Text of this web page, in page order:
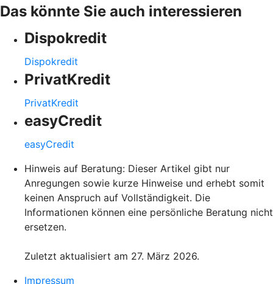
Das könnte Sie auch interessieren
Dispokredit
Dispokredit
PrivatKredit
PrivatKredit
easyCredit
easyCredit
Hinweis auf Beratung: Dieser Artikel gibt nur
Anregungen sowie kurze Hinweise und erhebt somit
keinen Anspruch auf Vollständigkeit. Die
Informationen können eine persönliche Beratung nicht
ersetzen.
Zuletzt aktualisiert am 27. März 2026.
Impressum